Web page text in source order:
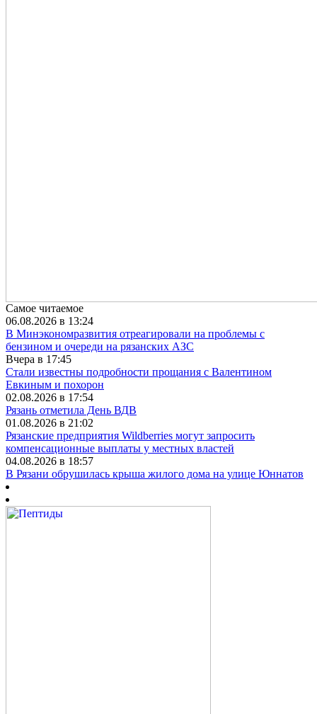
Самое читаемое
06.08.2026 в 13:24
В Минэкономразвития отреагировали на проблемы с
бензином и очереди на рязанских АЗС
Вчера в 17:45
Стали известны подробности прощания с Валентином
Евкиным и похорон
02.08.2026 в 17:54
Рязань отметила День ВДВ
01.08.2026 в 21:02
Рязанские предприятия Wildberries могут запросить
компенсационные выплаты у местных властей
04.08.2026 в 18:57
В Рязани обрушилась крыша жилого дома на улице Юннатов